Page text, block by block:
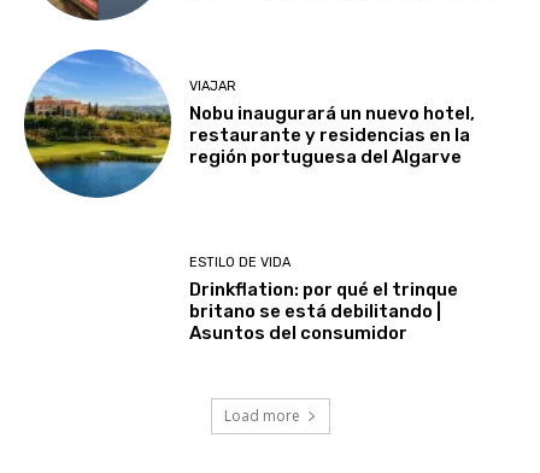
VIAJAR
Nobu inaugurará un nuevo hotel,
restaurante y residencias en la
región portuguesa del Algarve
ESTILO DE VIDA
Drinkflation: por qué el trinque
britano se está debilitando |
Asuntos del consumidor
Load more